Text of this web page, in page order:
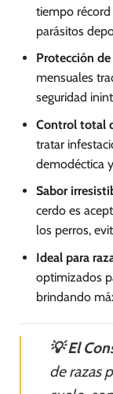
tiempo
parásitos
Protección
mensuales
seguridad
Control total
tratar
demodéctica
Sabor
cerdo es
los perros,
Ideal para
optimizados
brindando
💡 El
de razas